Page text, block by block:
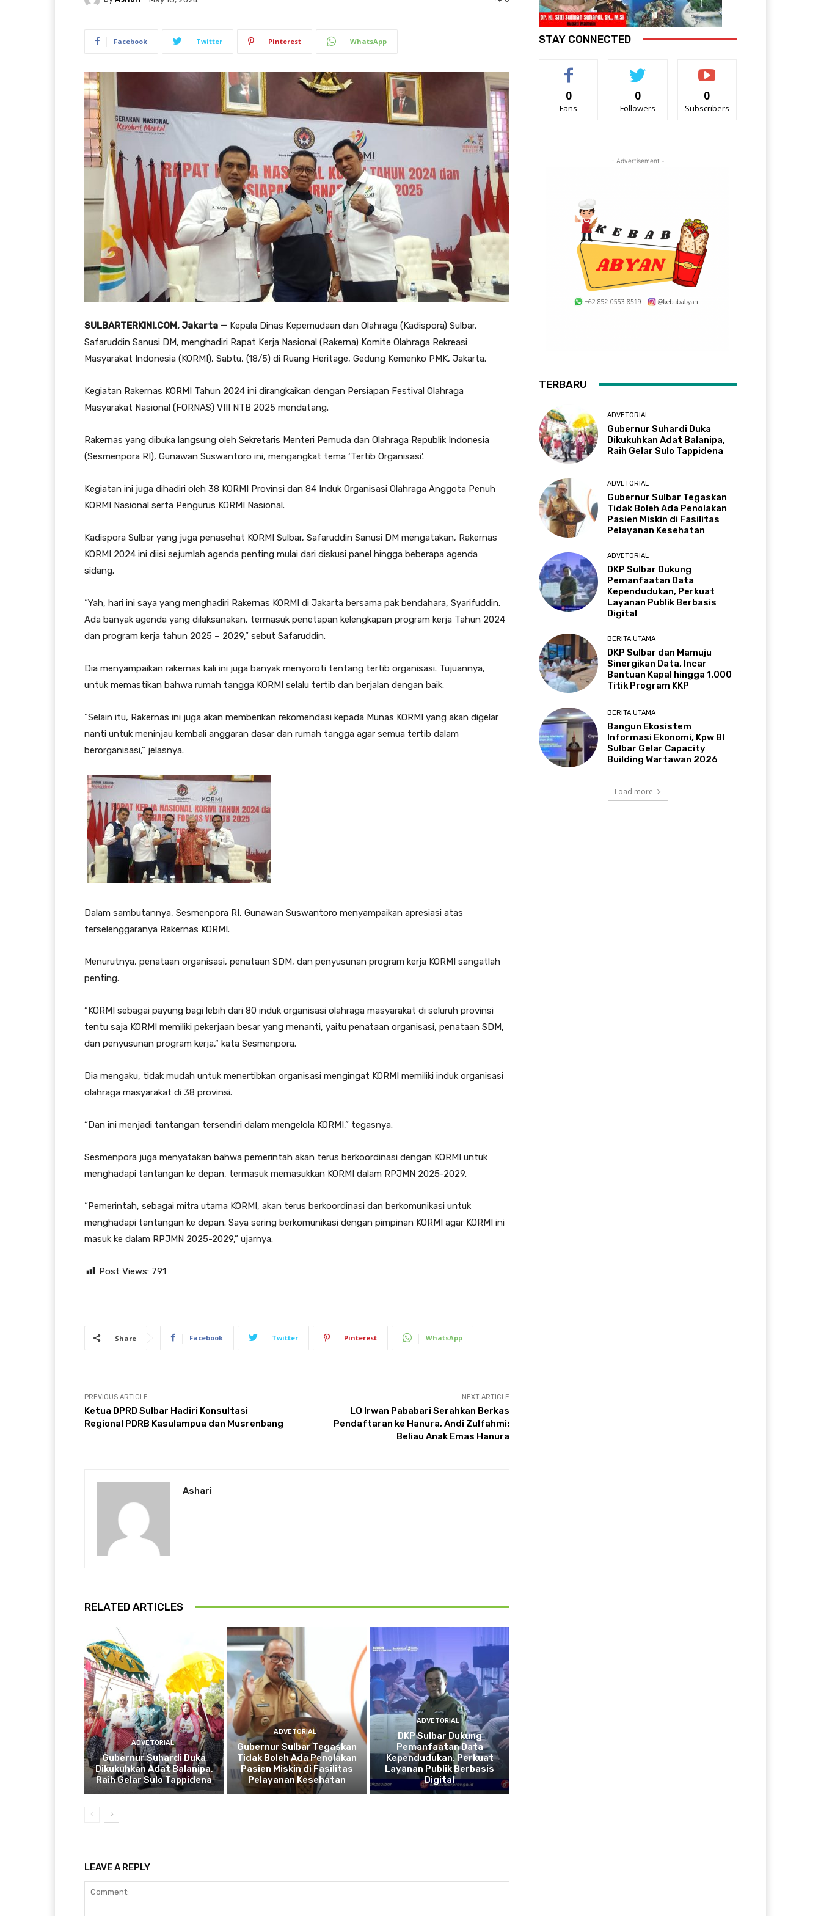
Facebook Twitter Pinterest WhatsApp
SULBARTERKINI.COM, Jakarta — Kepala Dinas Kepemudaan dan Olahraga (Kadispora) Sulbar,
Safaruddin Sanusi DM, menghadiri Rapat Kerja Nasional (Rakerna) Komite Olahraga Rekreasi
Masyarakat Indonesia (KORMI), Sabtu, (18/5) di Ruang Heritage, Gedung Kemenko PMK, Jakarta.
Kegiatan Rakernas KORMI Tahun 2024 ini dirangkaikan dengan Persiapan Festival Olahraga
Masyarakat Nasional (FORNAS) VIII NTB 2025 mendatang.
Rakernas yang dibuka langsung oleh Sekretaris Menteri Pemuda dan Olahraga Republik Indonesia
(Sesmenpora RI), Gunawan Suswantoro ini, mengangkat tema ‘Tertib Organisasi’.
Kegiatan ini juga dihadiri oleh 38 KORMI Provinsi dan 84 Induk Organisasi Olahraga Anggota Penuh
KORMI Nasional serta Pengurus KORMI Nasional.
Kadispora Sulbar yang juga penasehat KORMI Sulbar, Safaruddin Sanusi DM mengatakan, Rakernas
KORMI 2024 ini diisi sejumlah agenda penting mulai dari diskusi panel hingga beberapa agenda
sidang.
“Yah, hari ini saya yang menghadiri Rakernas KORMI di Jakarta bersama pak bendahara, Syarifuddin.
Ada banyak agenda yang dilaksanakan, termasuk penetapan kelengkapan program kerja Tahun 2024
dan program kerja tahun 2025 – 2029,” sebut Safaruddin.
Dia menyampaikan rakernas kali ini juga banyak menyoroti tentang tertib organisasi. Tujuannya,
untuk memastikan bahwa rumah tangga KORMI selalu tertib dan berjalan dengan baik.
“Selain itu, Rakernas ini juga akan memberikan rekomendasi kepada Munas KORMI yang akan digelar
nanti untuk meninjau kembali anggaran dasar dan rumah tangga agar semua tertib dalam
berorganisasi,” jelasnya.
Dalam sambutannya, Sesmenpora RI, Gunawan Suswantoro menyampaikan apresiasi atas
terselenggaranya Rakernas KORMI.
Menurutnya, penataan organisasi, penataan SDM, dan penyusunan program kerja KORMI sangatlah
penting.
“KORMI sebagai payung bagi lebih dari 80 induk organisasi olahraga masyarakat di seluruh provinsi
tentu saja KORMI memiliki pekerjaan besar yang menanti, yaitu penataan organisasi, penataan SDM,
dan penyusunan program kerja,” kata Sesmenpora.
Dia mengaku, tidak mudah untuk menertibkan organisasi mengingat KORMI memiliki induk organisasi
olahraga masyarakat di 38 provinsi.
“Dan ini menjadi tantangan tersendiri dalam mengelola KORMI,” tegasnya.
Sesmenpora juga menyatakan bahwa pemerintah akan terus berkoordinasi dengan KORMI untuk
menghadapi tantangan ke depan, termasuk memasukkan KORMI dalam RPJMN 2025-2029.
“Pemerintah, sebagai mitra utama KORMI, akan terus berkoordinasi dan berkomunikasi untuk
menghadapi tantangan ke depan. Saya sering berkomunikasi dengan pimpinan KORMI agar KORMI ini
masuk ke dalam RPJMN 2025-2029,” ujarnya.
Post Views: 791
Share Facebook Twitter Pinterest WhatsApp
PREVIOUS ARTICLE
Ketua DPRD Sulbar Hadiri Konsultasi
Regional PDRB Kasulampua dan Musrenbang
NEXT ARTICLE
LO Irwan Pababari Serahkan Berkas
Pendaftaran ke Hanura, Andi Zulfahmi:
Beliau Anak Emas Hanura
Ashari
RELATED ARTICLES
ADVETORIAL
Gubernur Suhardi Duka
Dikukuhkan Adat Balanipa,
Raih Gelar Sulo Tappidena
ADVETORIAL
Gubernur Sulbar Tegaskan
Tidak Boleh Ada Penolakan
Pasien Miskin di Fasilitas
Pelayanan Kesehatan
ADVETORIAL
DKP Sulbar Dukung
Pemanfaatan Data
Kependudukan, Perkuat
Layanan Publik Berbasis
Digital
LEAVE A REPLY
STAY CONNECTED
0
Fans
0
Followers
0
Subscribers
- Advertisement -
TERBARU
ADVETORIAL
Gubernur Suhardi Duka
Dikukuhkan Adat Balanipa,
Raih Gelar Sulo Tappidena
ADVETORIAL
Gubernur Sulbar Tegaskan
Tidak Boleh Ada Penolakan
Pasien Miskin di Fasilitas
Pelayanan Kesehatan
ADVETORIAL
DKP Sulbar Dukung
Pemanfaatan Data
Kependudukan, Perkuat
Layanan Publik Berbasis
Digital
BERITA UTAMA
DKP Sulbar dan Mamuju
Sinergikan Data, Incar
Bantuan Kapal hingga 1.000
Titik Program KKP
BERITA UTAMA
Bangun Ekosistem
Informasi Ekonomi, Kpw BI
Sulbar Gelar Capacity
Building Wartawan 2026
Load more